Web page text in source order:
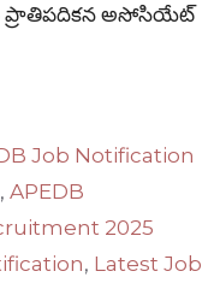
ప్రాతిపదికన అసోసియేట్
Job Notification
, APEDB
2025
, Latest Job